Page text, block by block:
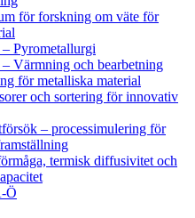
för forskning om väte för
Pyrometallurgi
Värmning och bearbetning
för metalliska material
och sortering för innovativ
– processimulering för
termisk diffusivitet och
Ö